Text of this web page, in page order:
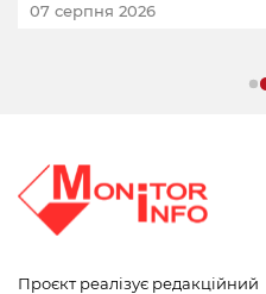
07 серпня 2026
Проєкт реалізує редакційний